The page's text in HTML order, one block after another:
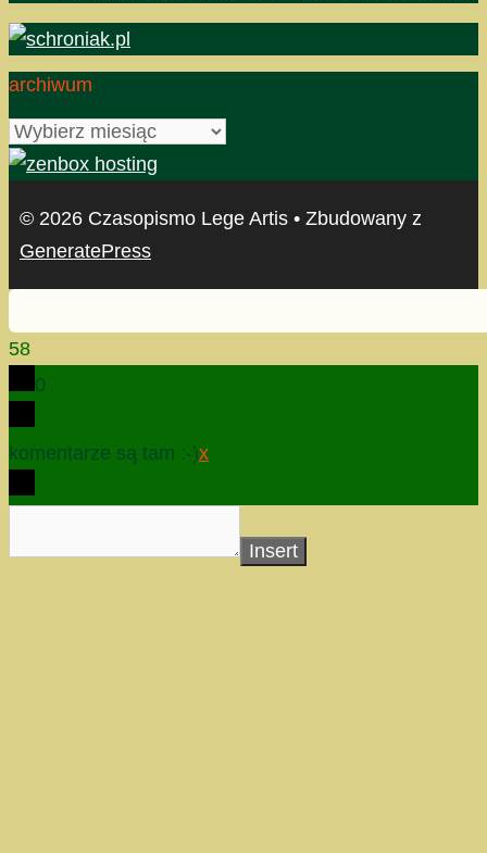
archiwum
archiwum
© 2026 Czasopismo Lege Artis • Zbudowany z
GeneratePress
58
0
komentarze są tam :-)x
Insert